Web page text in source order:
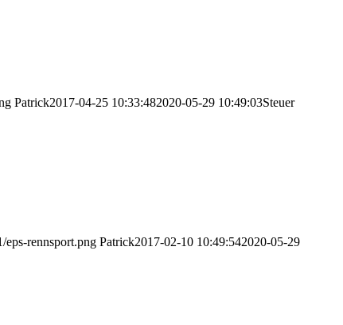
Patrick2017-04-25 10:33:482020-05-29 10:49:03Steuer
eps-rennsport.png Patrick2017-02-10 10:49:542020-05-29